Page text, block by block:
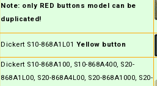
Note: only RED buttons model can be
duplicated!
Dickert S10-868A1L01 Yellow button
Dickert S10-868A100, S10-868A400, S20-
868A1L00, S20-868A4L00, S20-868A1000, S20-